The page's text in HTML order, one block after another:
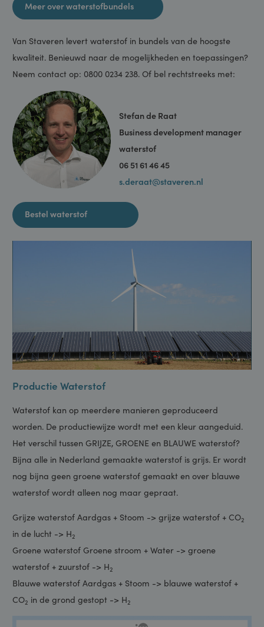
Meer over waterstofbundels
Van Staveren levert waterstof in bundels van de hoogste
kwaliteit. Benieuwd naar de mogelijkheden en toepassingen?
Neem contact op: 0800 0234 238. Of bel rechtstreeks met:
06 51 61 46 45
s.deraat@staveren.nl
Productie Waterstof
Waterstof kan op meerdere manieren geproduceerd
worden. De productiewijze wordt met een kleur aangeduid.
Bijna alle in Nederland gemaakte waterstof is grijs. Er wordt
nog bijna geen groene waterstof gemaakt en over blauwe
waterstof wordt alleen nog maar gepraat.
Grijze waterstof Aardgas + Stoom -> grijze waterstof + CO
in de lucht -> H 2